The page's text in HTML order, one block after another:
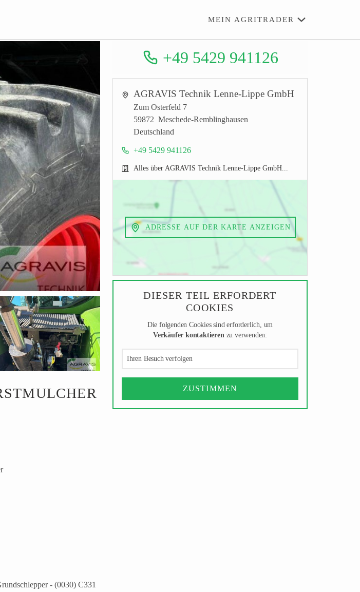
MEIN AGRITRADER
- (0030) C331
+49 5429 941126
AGRAVIS Technik Lenne-Lippe GmbH
Zum Osterfeld 7
59872 Meschede-Remblinghausen
Deutschland
+49 5429 941126
Alles über AGRAVIS Technik Lenne-Lippe GmbH...
ADRESSE AUF DER KARTE ANZEIGEN
DIESER TEIL ERFORDERT
COOKIES
Die folgenden Cookies sind erforderlich, um
Verkäufer kontaktierenzu verwenden:
Ihren Besuch verfolgen
ZUSTIMMEN